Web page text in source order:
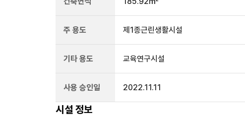
주 용도 제1종근린생활시설
기타 용도 교육연구시설
사용 승인일 2022.11.11
시설 정보